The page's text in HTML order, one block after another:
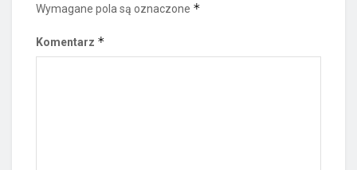
Wymagane pola są oznaczone *
Komentarz *